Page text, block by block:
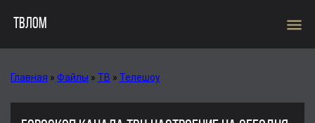
ТВЛОМ menu
Главная » Файлы » ТВ » Телешоу